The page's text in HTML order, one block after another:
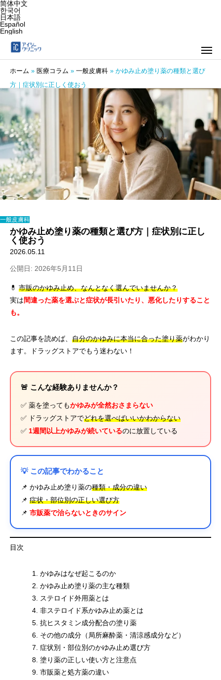
简体中文
한국어
日本語
Español
English
ホーム » 医療コラム » 一般皮膚科 » かゆみ止め塗り薬の種類と選び
方｜症状別に正しく使おう
一般皮膚科
かゆみ止め塗り薬の種類と選び方｜症状別に正し
く使おう
2026.05.11
公開日: 2026年5月11日
💊 市販のかゆみ止め、なんとなく選んでいませんか？
実は間違った薬を選ぶと症状が長引いたり、悪化したりすること
も。
この記事を読めば、 自分のかゆみに本当に合った塗り薬がわかり
ます。ドラッグストアでもう迷わない！
🚨 こんな経験ありませんか？
✅ 薬を塗ってもかゆみが全然おさまらない
✅ ドラッグストアでどれを選べばいいかわからない
✅ 1週間以上かゆみが続いているのに放置している
💡 この記事でわかること
📌 かゆみ止め塗り薬の種類・成分の違い
📌 症状・部位別の正しい選び方
📌 市販薬で治らないときのサイン
目次
かゆみはなぜ起こるのか
かゆみ止め塗り薬の主な種類
ステロイド外用薬とは
非ステロイド系かゆみ止め薬とは
抗ヒスタミン成分配合の塗り薬
その他の成分（局所麻酔薬・清涼感成分など）
症状別・部位別のかゆみ止め選び方
塗り薬の正しい使い方と注意点
市販薬と処方薬の違い